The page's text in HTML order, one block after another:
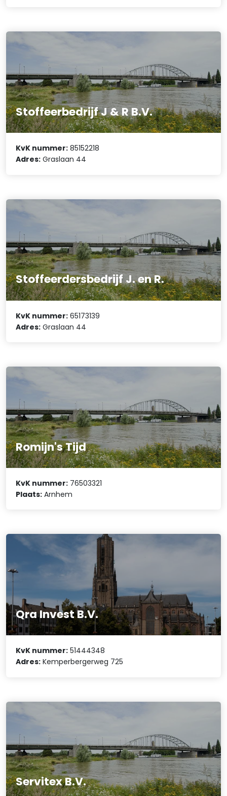
Stoffeerbedrijf J & R B.V.
KvK nummer: 85152218
Adres: Graslaan 44
Stoffeerdersbedrijf J. en R.
KvK nummer: 65173139
Adres: Graslaan 44
Romijn's Tijd
KvK nummer: 76503321
Plaats: Arnhem
Qra Invest B.V.
KvK nummer: 51444348
Adres: Kemperbergerweg 725
Servitex B.V.